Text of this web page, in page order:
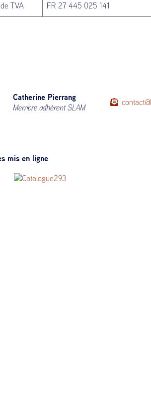
TVA FR 27 445 025 141
Catherine Pierrang
Membre adhérent SLAM
mis en ligne